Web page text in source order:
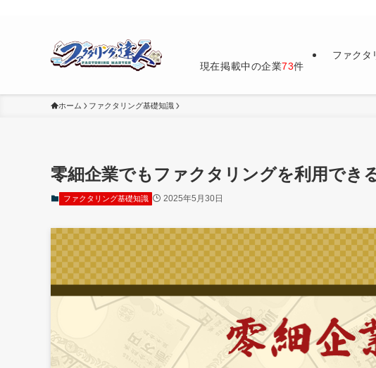
ファクタ
現在掲載中の企業73件
ホーム ファクタリング基礎知識
零細企業でもファクタリングを利用でき
ファクタリング基礎知識 2025年5月30日